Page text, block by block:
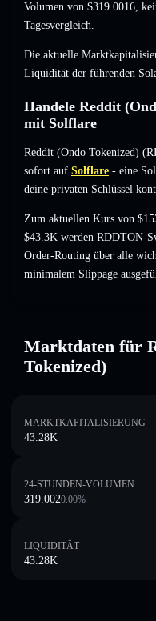
Volumen von $319.0016,
Tagesvergleich.
Die aktuelle
Liquidität der führenden
Handele Reddit
mit Solflare
Reddit (Ondo Tokenized)
sofort auf Solflare - eine
deine privaten Schlüssel
Zum aktuellen Kurs von
$43.3K werden RDDTON-
Order-Routing über alle
minimalem Slippage
Marktdaten für
Tokenized)
MARKTKAPITALISIERUNG
43.28K
24-STUNDEN-VOLUMEN
319.0020.00%
LIQUIDITÄT
43.28K